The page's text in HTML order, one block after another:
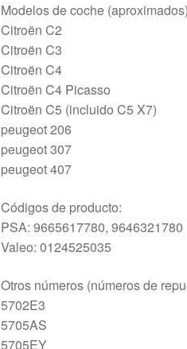
Modelos de coche
Citroën C2
Citroën C3
Citroën C4
Citroën C4 Picasso
Citroën C5 (incluido C5 X7)
peugeot 206
peugeot 307
peugeot 407
Códigos de producto:
PSA: 9665617780, 9646321780
Valeo: 0124525035
Otros números (números de
5702E3
5705AS
5705EY